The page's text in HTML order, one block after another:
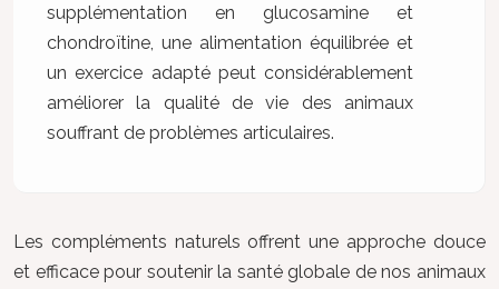
supplémentation en glucosamine et
chondroïtine, une alimentation équilibrée et
un exercice adapté peut considérablement
améliorer la qualité de vie des animaux
souffrant de problèmes articulaires.
Les compléments naturels offrent une approche douce
et efficace pour soutenir la santé globale de nos animaux